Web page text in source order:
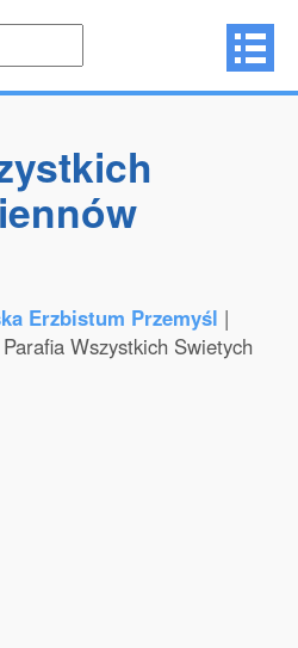
Erzbistum Przemyśl |
Wszystkich Swietych